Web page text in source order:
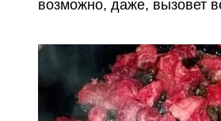
возможно, даже, вызовет